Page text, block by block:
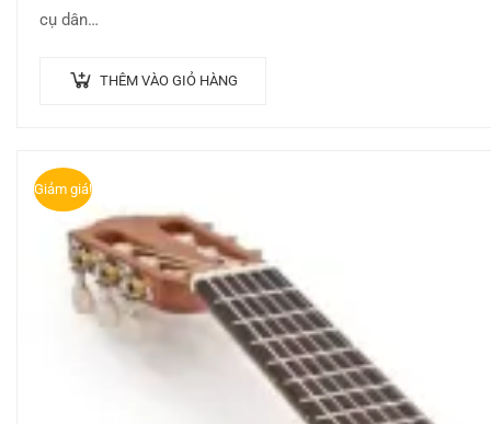
cụ dân…
THÊM VÀO GIỎ HÀNG
Giảm giá!